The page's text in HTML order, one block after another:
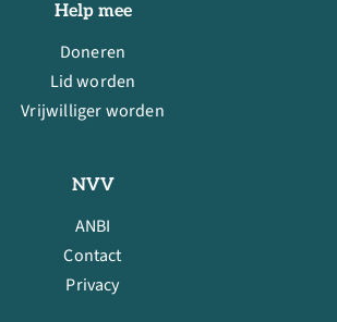
Help mee
Doneren
Lid worden
Vrijwilliger worden
NVV
ANBI
Contact
Privacy